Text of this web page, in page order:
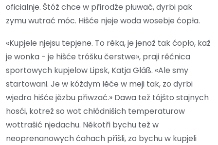
oficialnje. Štóž chce w přirodźe płuwać, dyrbi pak
zymu wutrać móc. Hišće njeje woda wosebje ćopła.
«Kupjele njejsu tepjene. To rěka, je jenož tak ćopło, kaž
je wonka - je hišće tróšku čerstwe», praji rěčnica
sportowych kupjelow Lipsk, Katja Gläß. «Ale smy
startowani. Je w kóždym lěće w meji tak, zo dyrbi
wjedro hišće jězbu přiwzać.» Dawa tež tójšto stajnych
hosći, kotrež so wot chłódnišich temperaturow
wottrašić njedachu. Někotři bychu tež w
neoprenanowych ćahach přišli, zo bychu w kupjeli